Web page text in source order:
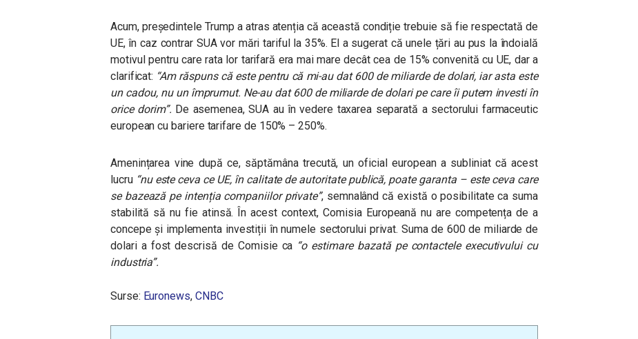
Acum, președintele Trump a atras atenția că această condiție trebuie să fie respectată de
UE, în caz contrar SUA vor mări tariful la 35%. El a sugerat că unele țări au pus la îndoială
motivul pentru care rata lor tarifară era mai mare decât cea de 15% convenită cu UE, dar a
clarificat: “Am răspuns că este pentru că mi-au dat 600 de miliarde de dolari, iar asta este
un cadou, nu un împrumut. Ne-au dat 600 de miliarde de dolari pe care îi putem investi în
orice dorim”. De asemenea, SUA au în vedere taxarea separată a sectorului farmaceutic
european cu bariere tarifare de 150% – 250%.
Amenințarea vine după ce, săptămâna trecută, un oficial european a subliniat că acest
lucru “nu este ceva ce UE, în calitate de autoritate publică, poate garanta – este ceva care
se bazează pe intenția companiilor private”, semnalând că există o posibilitate ca suma
stabilită să nu fie atinsă. În acest context, Comisia Europeană nu are competența de a
concepe și implementa investiții în numele sectorului privat. Suma de 600 de miliarde de
dolari a fost descrisă de Comisie ca “o estimare bazată pe contactele executivului cu
industria”.
Surse: Euronews, CNBC